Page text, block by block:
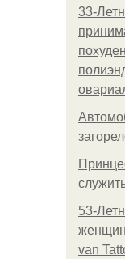
33-
53-
van